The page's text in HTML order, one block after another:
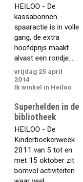
HEILOO - De
kassabonnen
spaaractie is in volle
gang, de extra
hoofdprijs maakt
alvast een rondje...
vrijdag 25 april
2014
Ik winkel in Heiloo
Superhelden in de
bibliotheek
HEILOO - De
Kinderboekenweek
2011 van 5 tot en
met 15 oktober zit
bomvol activiteiten